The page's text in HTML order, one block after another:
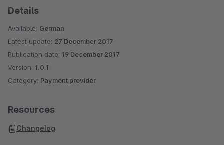
Details
Available: German
Latest update: 27 December 2017
Publication date: 19 December 2017
Version: 1.0.1
Category: Payment provider
Resources
Changelog